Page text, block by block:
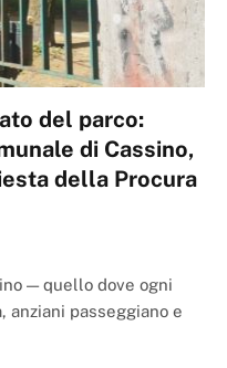
del parco:
di Cassino,
della Procura
— quello dove ogni
anziani passeggiano e